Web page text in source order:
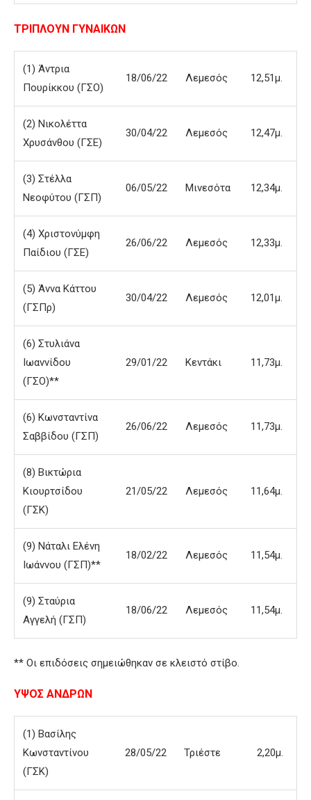
ΤΡΙΠΛΟΥΝ ΓΥΝΑΙΚΩΝ
(1) Άντρια
Πουρίκκου (ΓΣΟ)
18/06/22 Λεμεσός 12,51μ.
(2) Νικολέττα
Χρυσάνθου (ΓΣΕ)
30/04/22 Λεμεσός 12,47μ.
(3) Στέλλα
Νεοφύτου (ΓΣΠ)
06/05/22 Μινεσότα 12,34μ.
(4) Χριστονύμφη
Παίδιου (ΓΣΕ)
26/06/22 Λεμεσός 12,33μ.
(5) Άννα Κάττου
(ΓΣΠρ)
30/04/22 Λεμεσός 12,01μ.
(6) Στυλιάνα
Ιωαννίδου
(ΓΣΟ)**
29/01/22 Κεντάκι 11,73μ.
(6) Κωνσταντίνα
Σαββίδου (ΓΣΠ)
26/06/22 Λεμεσός 11,73μ.
(8) Βικτώρια
Κιουρτσίδου
(ΓΣΚ)
21/05/22 Λεμεσός 11,64μ.
(9) Νάταλι Ελένη
Ιωάννου (ΓΣΠ)**
18/02/22 Λεμεσός 11,54μ.
(9) Σταύρια
Αγγελή (ΓΣΠ)
18/06/22 Λεμεσός 11,54μ.
** Οι επιδόσεις σημειώθηκαν σε κλειστό στίβο.
ΥΨΟΣ ΑΝΔΡΩΝ
(1) Βασίλης
Κωνσταντίνου
(ΓΣΚ)
28/05/22 Τριέστε 2,20μ.